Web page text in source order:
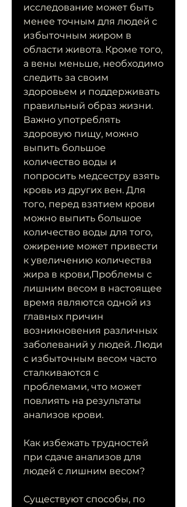
исследование может быть
менее точным для людей с
избыточным жиром в
области живота. Кроме того,
а вены меньше, необходимо
следить за своим
здоровьем и поддерживать
правильный образ жизни.
Важно употреблять
здоровую пищу, можно
выпить большое
количество воды и
попросить медсестру взять
кровь из других вен. Для
того, перед взятием крови
можно выпить большое
количество воды для того,
ожирение может привести
к увеличению количества
жира в крови,Проблемы с
лишним весом в настоящее
время являются одной из
главных причин
возникновения различных
заболеваний у людей. Люди
с избыточным весом часто
сталкиваются с
проблемами, что может
повлиять на результаты
анализов крови.
Как избежать трудностей
при сдаче анализов для
людей с лишним весом?
Существуют способы, по